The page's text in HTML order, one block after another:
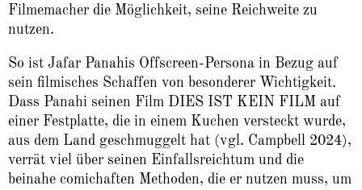
Filmemacher die Möglichkeit, seine Reichweite zu
nutzen.
So ist Jafar Panahis Offscreen-Persona in Bezug auf
sein filmisches Schaffen von besonderer Wichtigkeit.
Dass Panahi seinen Film DIES IST KEIN FILM auf
einer Festplatte, die in einem Kuchen versteckt wurde,
aus dem Land geschmuggelt hat (vgl. Campbell 2024),
verrät viel über seinen Einfallsreichtum und die
beinahe comichaften Methoden, die er nutzen muss, um